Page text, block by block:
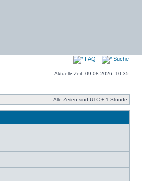
FAQ Suche
Aktuelle Zeit: 09.08.2026, 10:35
Alle Zeiten sind UTC + 1 Stunde